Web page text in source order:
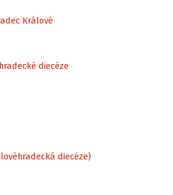
Králové
diecéze
diecéze)